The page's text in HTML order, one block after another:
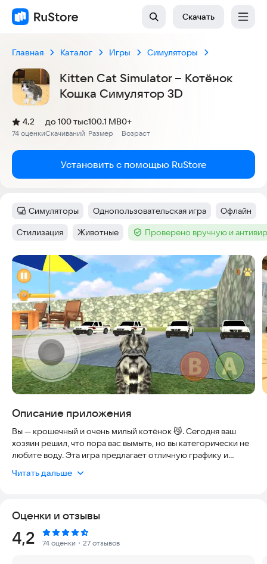
Скачать
Главная Каталог Игры Симуляторы
Kitten Cat Simulator – Котёнок
Кошка Симулятор 3D
Рейтинг:
4,2
(
74 оценки
)
Скачиваний
до 100 тыс
Размер
100.1 MB
Возраст
0+
Установить с помощью RuStore
Категория:
Симуляторы Тег:
Однопользовательская игра Тег:
Офлайн
Тег:
Стилизация Тег:
Животные Тег :Проверено вручную и
Скриншоты
Описание приложения
Вы — крошечный и очень милый котёнок 😼. Сегодня ваш
хозяин решил, что пора вас вымыть, но вы категорически не
любите воду. Эта игра предлагает отличную графику и
свободное исследование. Физика в игре проработана до
расстоянии 🚚.
Ваш владелец Стивен недоволен тем, что вы постоянно
пачкаете дом, поэтому сегодня день мытья неизбежен. Ваша
Читать дальше
Оценки и отзывы
Рейтинг:
4,2 74 оценки ・27 отзывов